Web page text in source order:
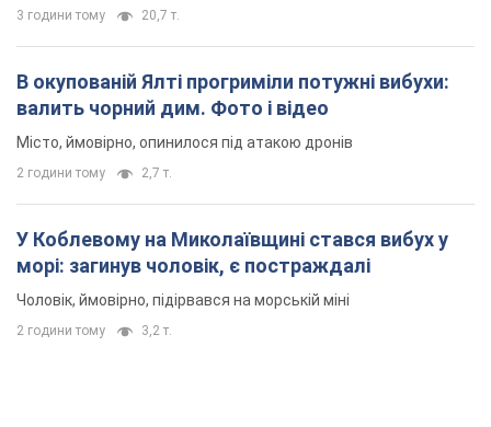
3 години тому 20,7 т.
В окупованій Ялті прогриміли потужні вибухи:
валить чорний дим. Фото і відео
Місто, ймовірно, опинилося під атакою дронів
2 години тому 2,7 т.
У Коблевому на Миколаївщині стався вибух у
морі: загинув чоловік, є постраждалі
Чоловік, ймовірно, підірвався на морській міні
2 години тому 3,2 т.